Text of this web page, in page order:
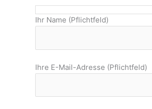
Ihr Name (Pflichtfeld)
Ihre E-Mail-Adresse (Pflichtfeld)